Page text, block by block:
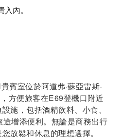
內。
賓室位於阿道弗·蘇亞雷斯-
方便旅客在E69登機口附近
施，包括酒精飲料、小食、
增添便利。無論是商務出行
放鬆和休息的理想選擇。